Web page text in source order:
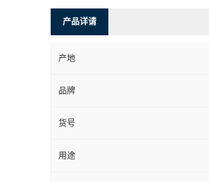
产品详请
产地
品牌
货号
用途